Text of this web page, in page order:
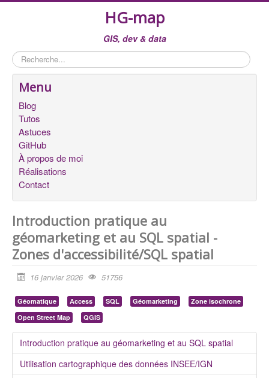
HG-map
GIS, dev & data
Rechercher
Menu
Blog
Tutos
Astuces
GitHub
À propos de moi
Réalisations
Contact
Introduction pratique au
géomarketing et au SQL spatial -
Zones d'accessibilité/SQL spatial
16 janvier 2026 51756
Géomatique Access SQL Géomarketing
Zone isochrone
Open Street Map
QGIS
Introduction pratique au géomarketing et au SQL spatial
Utilisation cartographique des données INSEE/IGN